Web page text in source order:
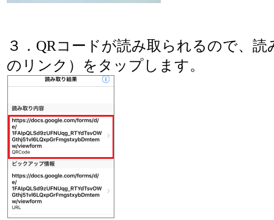
３．QRコードが読み取られるので、読
のリンク）をタップします。